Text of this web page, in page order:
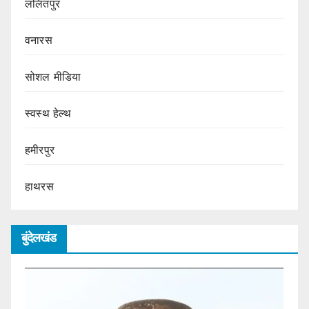
ललितपुर
वनारस
सोशल मीडिया
स्वस्थ हेल्थ
हमीरपुर
हाथरस
बुंदेलखंड